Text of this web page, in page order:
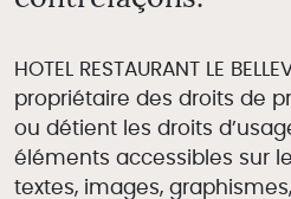
Réservation
HOTEL RESTAURANT LE
propriétaire des droits de
ou détient les droits
éléments accessibles sur
textes, images,